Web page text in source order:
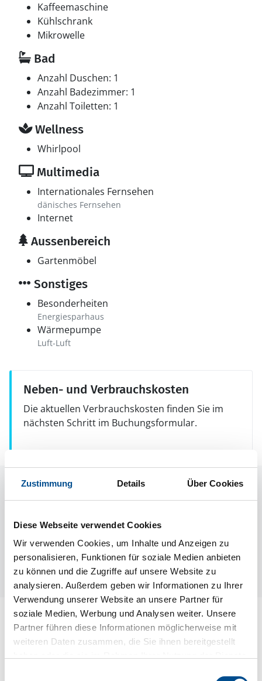
Zustimmung Details Über Cookies
Diese Webseite verwendet Cookies
Wir verwenden Cookies, um Inhalte und Anzeigen zu
personalisieren, Funktionen für soziale Medien anbieten
zu können und die Zugriffe auf unsere Website zu
analysieren. Außerdem geben wir Informationen zu Ihrer
Verwendung unserer Website an unsere Partner für
soziale Medien, Werbung und Analysen weiter. Unsere
Partner führen diese Informationen möglicherweise mit
weiteren Daten zusammen, die Sie ihnen bereitgestellt
Kaffeemaschine
Kühlschrank
Mikrowelle
Bad
Anzahl Duschen: 1
Anzahl Badezimmer: 1
Anzahl Toiletten: 1
Wellness
Whirlpool
Multimedia
Internationales Fernsehen
dänisches Fernsehen
Internet
Aussenbereich
Gartenmöbel
Sonstiges
Besonderheiten
Energiesparhaus
Wärmepumpe
Luft-Luft
Neben- und Verbrauchskosten
Die aktuellen Verbrauchskosten finden Sie im
nächsten Schritt im Buchungsformular.
Raumaufteilung
Lageplan
Adresse
Ferienhaus 63166